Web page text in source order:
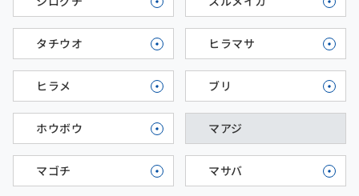
タチウオ ヒラマサ
ヒラメ ブリ
ホウボウ マアジ
マゴチ マサバ